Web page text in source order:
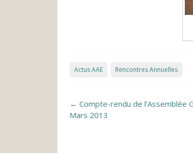
Actus AAE Rencontres Annuelles
Post navigation
← Compte-rendu de l’Assemblée
Mars 2013